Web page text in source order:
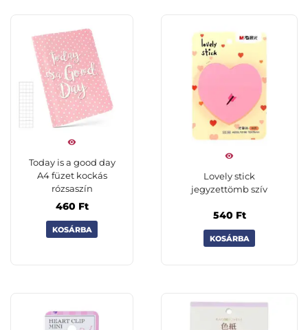
Today is a good day
A4 füzet kockás
rózsaszín
460 Ft
KOSÁRBA
Lovely stick
jegyzettömb szív
540 Ft
KOSÁRBA